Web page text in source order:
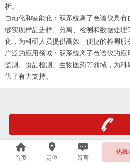
析。
自动化和智能化：双系统离子色谱仪具
够实现样品进样、分离、检测和数据处理
化，为科研人员提供高效、便捷的检测服
广泛的应用领域：双系统离子色谱仪的
监测、食品检测、生物医药等领域，为科
供了有力支持。
首页 定位 留言
热线